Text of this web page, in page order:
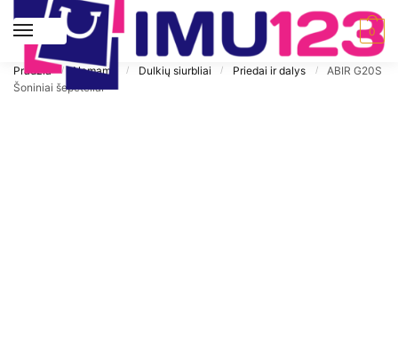
Pereiti prie navigacijos
Pereiti prie turinio
0
Pradžia / Namams / Dulkių siurbliai / Priedai ir dalys /
ABIR G20S
Šoniniai šepetėliai